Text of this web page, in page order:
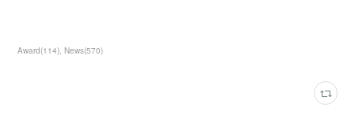
Award(114) News(570)